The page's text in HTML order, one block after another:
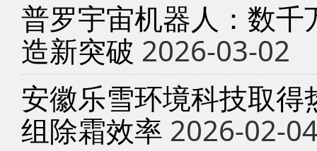
普罗宇宙机器人：数
造新突破 2026-03-02
安徽乐雪环境科技取
组除霜效率 2026-02-